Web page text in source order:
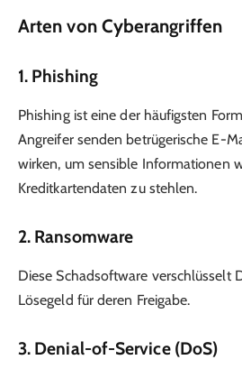
Arten von Cyberangriffen
1. Phishing
Phishing ist eine der häufigsten
Angreifer senden betrügerische E-
wirken, um sensible Informationen
Kreditkartendaten zu stehlen.
2. Ransomware
Diese Schadsoftware verschlüsselt
Lösegeld für deren Freigabe.
3. Denial-of-Service (DoS)